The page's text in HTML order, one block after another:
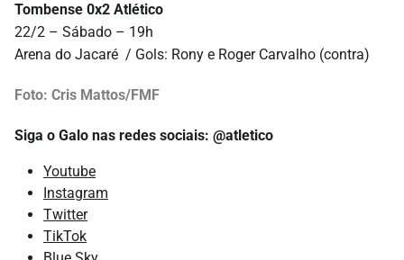
Tombense 0x2 Atlético
22/2 – Sábado – 19h
Arena do Jacaré / Gols: Rony e Roger Carvalho (contra)
Foto: Cris Mattos/FMF
Siga o Galo nas redes sociais: @atletico
Youtube
Instagram
Twitter
TikTok